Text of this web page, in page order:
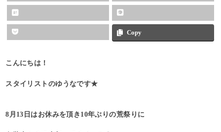
Copy
こんにちは！
スタイリストのゆうなです★
8月13日はお休みを頂き10年ぶりの荒祭りに